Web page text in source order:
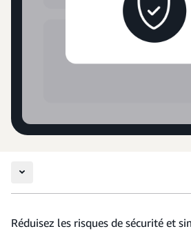
Réduisez les risques de sécurité et